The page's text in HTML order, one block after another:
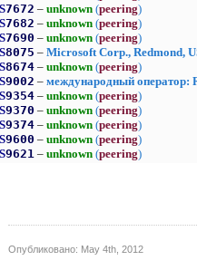
Опубликовано: May 4th, 2012